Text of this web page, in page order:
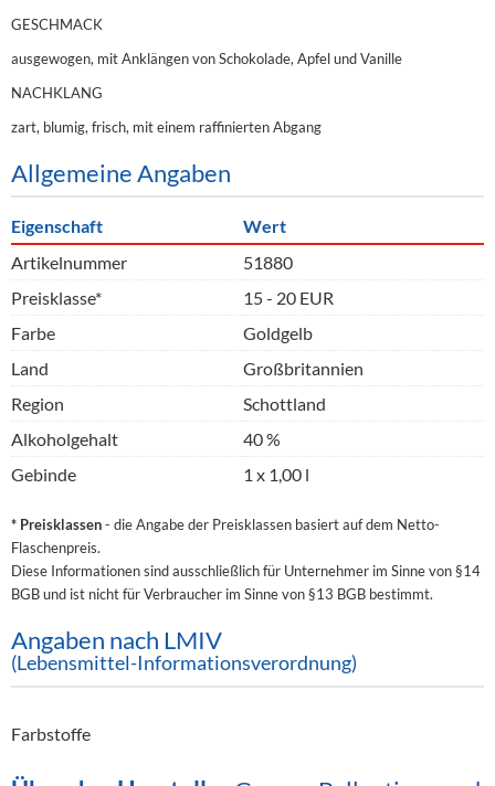
GESCHMACK
ausgewogen, mit Anklängen von Schokolade, Apfel und Vanille
NACHKLANG
zart, blumig, frisch, mit einem raffinierten Abgang
Allgemeine Angaben
Eigenschaft
Wert
Artikelnummer
51880
Preisklasse*
15 - 20 EUR
Farbe
Goldgelb
Land
Großbritannien
Region
Schottland
Alkoholgehalt
40 %
Gebinde
1 x 1,00 l
* Preisklassen- die Angabe der Preisklassen basiert auf dem Netto-
Flaschenpreis.
Diese Informationen sind ausschließlich für Unternehmer im Sinne von §14
BGB und ist nicht für Verbraucher im Sinne von §13 BGB bestimmt.
Angaben nach LMIV
(Lebensmittel-Informationsverordnung)
Farbstoffe